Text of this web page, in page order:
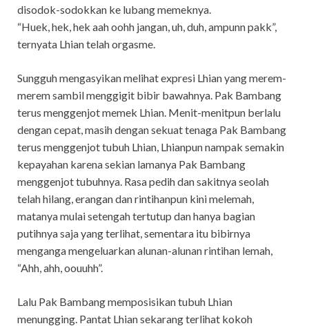
disodok-sodokkan ke lubang memeknya.
“Huek, hek, hek aah oohh jangan, uh, duh, ampunn pakk”,
ternyata Lhian telah orgasme.
Sungguh mengasyikan melihat expresi Lhian yang merem-
merem sambil menggigit bibir bawahnya. Pak Bambang
terus menggenjot memek Lhian. Menit-menitpun berlalu
dengan cepat, masih dengan sekuat tenaga Pak Bambang
terus menggenjot tubuh Lhian, Lhianpun nampak semakin
kepayahan karena sekian lamanya Pak Bambang
menggenjot tubuhnya. Rasa pedih dan sakitnya seolah
telah hilang, erangan dan rintihanpun kini melemah,
matanya mulai setengah tertutup dan hanya bagian
putihnya saja yang terlihat, sementara itu bibirnya
menganga mengeluarkan alunan-alunan rintihan lemah,
“Ahh, ahh, oouuhh”.
Lalu Pak Bambang memposisikan tubuh Lhian
menungging. Pantat Lhian sekarang terlihat kokoh